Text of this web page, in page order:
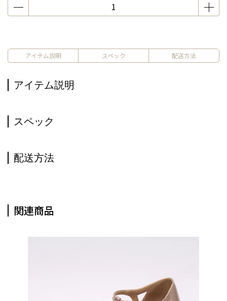
アイテム説明 スペック 配送方法
アイテム説明
スペック
配送方法
関連商品